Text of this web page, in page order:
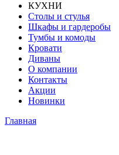
КУХНИ
Столы и стулья
Шкафы и гардеробы
Тумбы и комоды
Кровати
Диваны
О компании
Контакты
Акции
Новинки
Главная